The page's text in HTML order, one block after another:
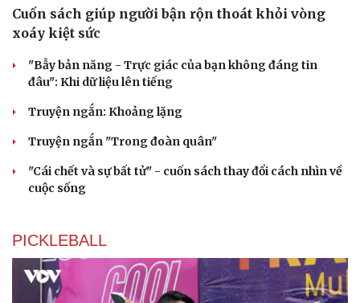
Cuốn sách giúp người bận rộn thoát khỏi vòng
xoáy kiệt sức
"Bẫy bản năng - Trực giác của bạn không đáng tin
đâu": Khi dữ liệu lên tiếng
Truyện ngắn: Khoảng lặng
Truyện ngắn "Trong đoàn quân"
"Cái chết và sự bất tử" - cuốn sách thay đổi cách nhìn về
cuộc sống
PICKLEBALL